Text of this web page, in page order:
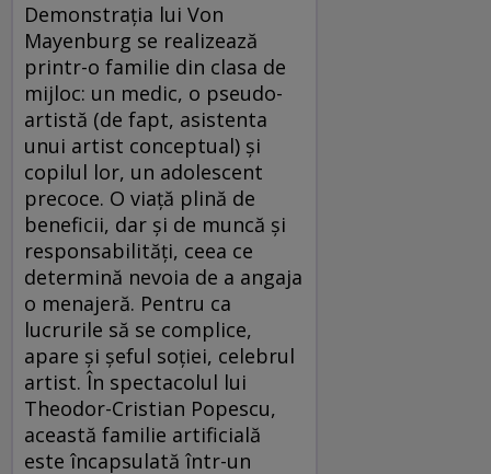
Demonstraţia lui Von
Mayenburg se realizează
printr-o familie din clasa de
mijloc: un medic, o pseudo-
artistă (de fapt, asistenta
unui artist conceptual) şi
copilul lor, un adolescent
precoce. O viaţă plină de
beneficii, dar şi de muncă şi
responsabilităţi, ceea ce
determină nevoia de a angaja
o menajeră. Pentru ca
lucrurile să se complice,
apare şi şeful soţiei, celebrul
artist. În spectacolul lui
Theodor-Cristian Popescu,
această familie artificială
este încapsulată într-un